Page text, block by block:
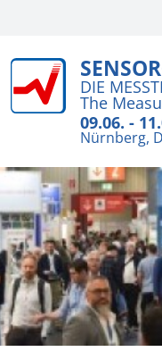
DIE
The
09.06. -
Nürnberg,